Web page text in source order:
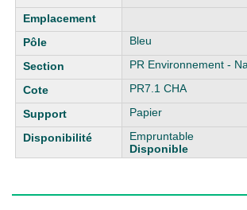
Bleu
PR Environnement -
PR7.1 CHA
Papier
Empruntable
Disponible